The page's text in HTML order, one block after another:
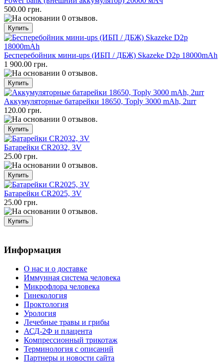
500.00 грн.
Бесперебойник мини-ups (ИБП / ДБЖ) Skazeke D2p 18000mAh
1 900.00 грн.
Аккумуляторные батарейки 18650, Toply 3000 mAh, 2шт
120.00 грн.
Батарейки CR2032, 3V
25.00 грн.
Батарейки CR2025, 3V
25.00 грн.
Информация
О нас и о доставке
Иммунная система человека
Микрофлора человека
Гинекология
Проктология
Урология
Лечебные травы и грибы
АСД-2Ф и плацента
Компрессионный трикотаж
Терминология с описаний
Партнеры и новости сайта